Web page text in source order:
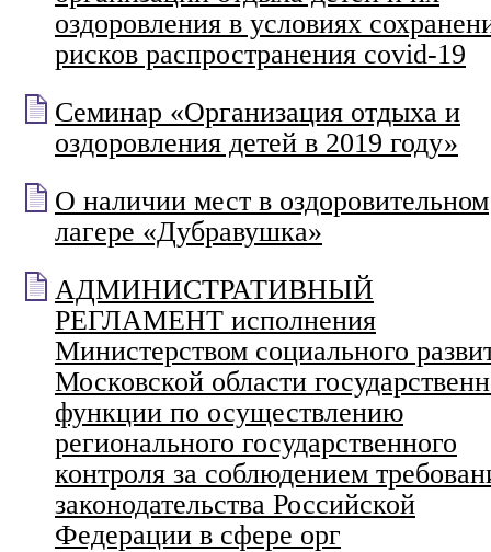
оздоровления в условиях
рисков распространения covid-19
Семинар «Организация отдыха и
оздоровления детей в 2019 году»
О наличии мест в оздоровительном
лагере «Дубравушка»
АДМИНИСТРАТИВНЫЙ
РЕГЛАМЕНТ исполнения
Министерством социального
Московской области
функции по осуществлению
регионального государственного
контроля за соблюдением
законодательства Российской
Федерации в сфере орг